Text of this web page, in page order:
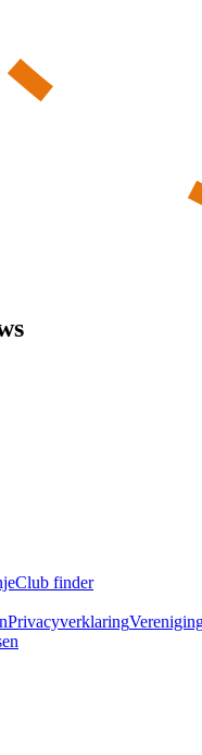
Club finder
Privacyverklaring